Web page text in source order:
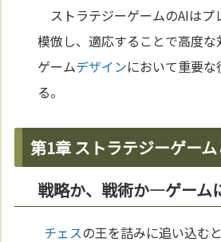
ストラテジーゲームのAIはプ
模倣し、適応することで高度な
ゲームデザインにおいて重要
る。
第1章 ストラテジーゲー
戦略か、戦術か—ゲーム
チェスの王を詰みに追い込む